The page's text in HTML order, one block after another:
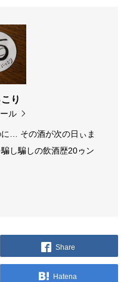
り
ル
… その酒が次の日ぃま
し騙しの飲酒歴20ゥン
Share
Hatena